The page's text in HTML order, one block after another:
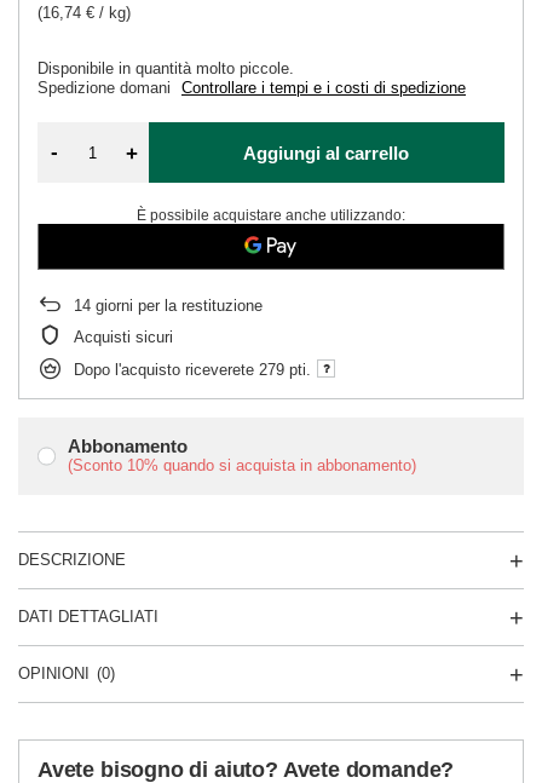
Abbonamento
(Sconto 10% quando si acquista in abbonamento)
Disponibile in quantità molto piccole
Spedizione domani Controllare i tempi e i costi di spedizione
(16,74 € / kg)
- + Aggiungi al carrello
È possibile acquistare anche utilizzando:
14 giorni per la restituzione
Acquisti sicuri
Dopo l'acquisto riceverete 279 pti.
DESCRIZIONE
DATI DETTAGLIATI
OPINIONI (0)
Avete bisogno di aiuto? Avete domande?